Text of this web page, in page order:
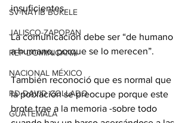
SV-NAYIB BUKELE
JALISCO-ZAPOPAN
REP DOMINICANA
NACIONAL MÉXICO
RD-DAVID COLLADO
GUATEMALA
insuficientes.
La comunicación debe ser “de humano
a humano, porque se lo merecen”.
También reconoció que es normal que
la población se preocupe porque este
brote trae a la memoria -sobre todo